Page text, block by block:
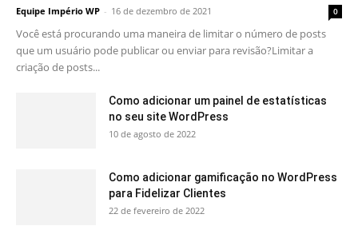
Equipe Império WP - 16 de dezembro de 2021 0
Você está procurando uma maneira de limitar o número de posts
que um usuário pode publicar ou enviar para revisão?Limitar a
criação de posts...
Como adicionar um painel de estatísticas
no seu site WordPress
10 de agosto de 2022
Como adicionar gamificação no WordPress
para Fidelizar Clientes
22 de fevereiro de 2022